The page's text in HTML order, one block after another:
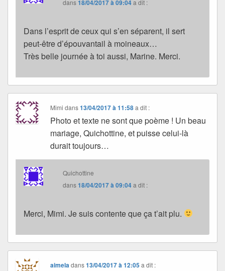
dans18/04/2017 à 09:04a dit :
Dans l’esprit de ceux qui s’en séparent, il sert
peut-être d’épouvantail à moineaux…
Très belle journée à toi aussi, Marine. Merci.
Mimi dans13/04/2017 à 11:58 a dit :
Photo et texte ne sont que poème ! Un beau
mariage, Quichottine, et puisse celui-là
durait toujours…
Quichottine
dans18/04/2017 à 09:04a dit :
Merci, Mimi. Je suis contente que ça t’ait plu.
aimela dans13/04/2017 à 12:05 a dit :